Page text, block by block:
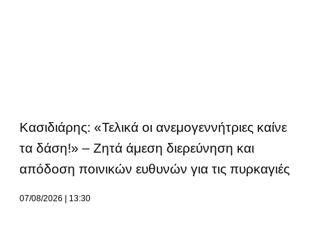
Κασιδιάρης: «Τελικά οι ανεμογεννήτριες καίνε
τα δάση!» – Ζητά άμεση διερεύνηση και
απόδοση ποινικών ευθυνών για τις πυρκαγιές
07/08/2026 13:30